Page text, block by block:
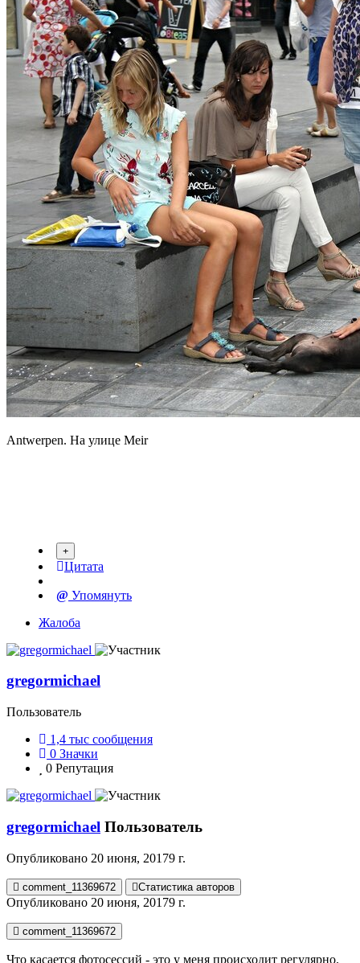
Antwerpen. На улице Meir
Цитата
Упомянуть
Жалоба
gregormichael
Пользователь
1,4 тыс сообщения
0 Значки
0 Репутация
gregormichael Пользователь
Опубликовано 20 июня, 20179 г.
comment_11369672 Статистика авторов
Опубликовано 20 июня, 20179 г.
comment_11369672
Что касается фотосессий - это у меня происходит регулярно.